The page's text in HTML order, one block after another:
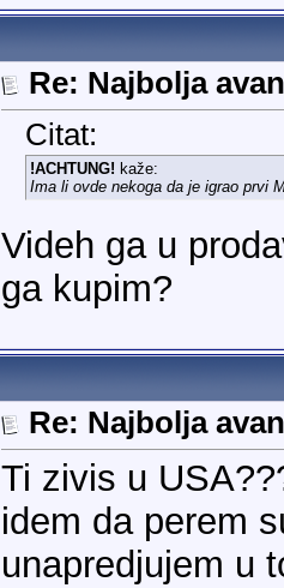
Re: Najbolja
Citat:
!ACHTUNG! kaže:
Ima li ovde nekoga da je igrao prvi
Videh ga u
ga kupim?
Re: Najbolja
Ti zivis u
idem da perem
unapredjujem u